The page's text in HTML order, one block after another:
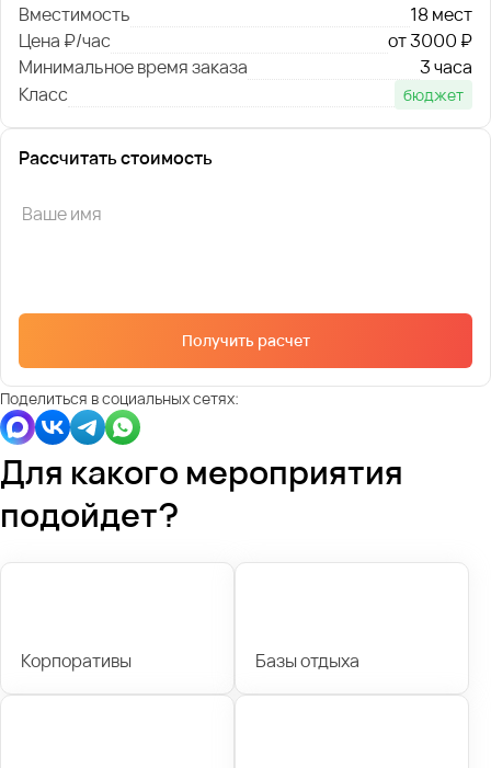
Вместимость
18 мест
Цена ₽/час
от 3000 ₽
Минимальное время заказа
3 часа
Класс
бюджет
Рассчитать стоимость
Получить расчет
Поделиться в социальных сетях:
Для какого мероприятия
подойдет?
Корпоративы Базы отдыха